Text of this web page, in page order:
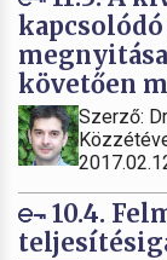
kapcsolódó
követően
Szerző:
10.4.